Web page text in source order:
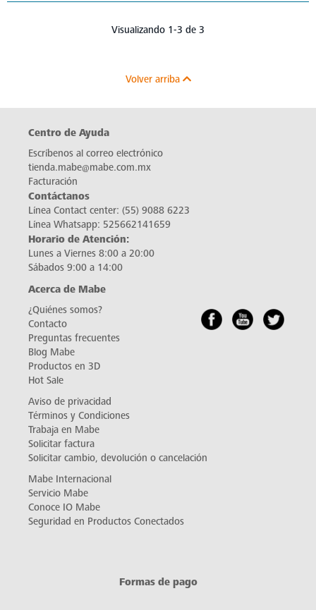
Visualizando 1-3 de 3
Volver arriba
Centro de Ayuda
Escríbenos al correo electrónico
tienda.mabe@mabe.com.mx
Facturación
Contáctanos
Línea Contact center: (55) 9088 6223
Línea Whatsapp: 525662141659
Horario de Atención:
Lunes a Viernes 8:00 a 20:00
Sábados 9:00 a 14:00
Acerca de Mabe
¿Quiénes somos?
Contacto
Preguntas frecuentes
Blog Mabe
Productos en 3D
Hot Sale
Aviso de privacidad
Términos y Condiciones
Trabaja en Mabe
Solicitar factura
Solicitar cambio, devolución o cancelación
Mabe Internacional
Servicio Mabe
Conoce IO Mabe
Seguridad en Productos Conectados
Formas de pago